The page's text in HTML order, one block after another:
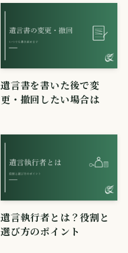
遺言書を書いた後で変
更・撤回したい場合は
遺言執行者とは？役割と
選び方のポイント